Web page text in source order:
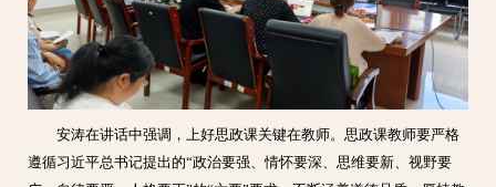
安涛在讲话中强调，上好思政课关键在教师。思政课教师要严格
遵循习近平总书记提出的“政治要强、情怀要深、思维要新、视野要